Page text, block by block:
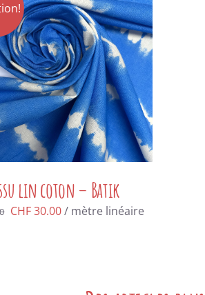
lin coton – Batik
Le
CHF30.00Le
CHF 30.00.
/ mètre linéaire